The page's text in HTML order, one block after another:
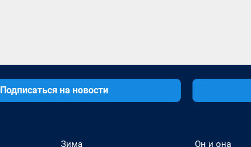
Подписаться на новости
Зима
Он и она